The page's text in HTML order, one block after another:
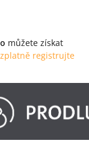
můžete získat
registrujte